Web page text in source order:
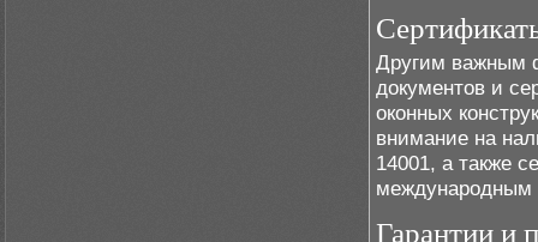
Другим важным
документов и
оконных
внимание на
14001, а также
международным
Гарантии и